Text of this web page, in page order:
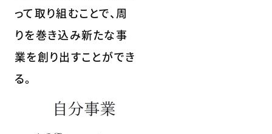
って取り組むことで、周
りを巻き込み新たな事
業を創り出すことができ
る。